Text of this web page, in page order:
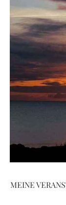
MEINE